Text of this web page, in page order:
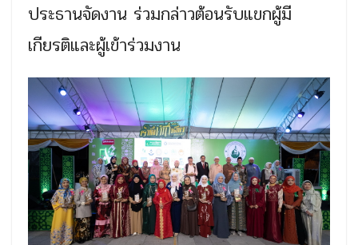
ประธานจัดงาน ร่วมกล่าวต้อนรับแขกผู้มี
เกียรติและผู้เข้าร่วมงาน